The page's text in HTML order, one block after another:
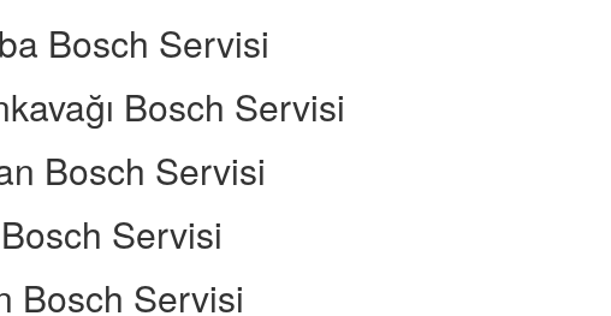
Bosch Servisi
Bosch Servisi
Bosch Servisi
Servisi
Bosch Servisi